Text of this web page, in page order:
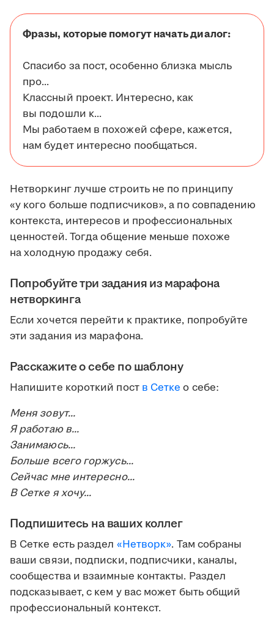
Фразы, которые помогут начать диалог:
Спасибо за пост, особенно близка мысль
про...
Классный проект. Интересно, как
вы подошли к...
Мы работаем в похожей сфере, кажется,
нам будет интересно пообщаться.
Нетворкинг лучше строить не по принципу
«у кого больше подписчиков», а по совпадению
контекста, интересов и профессиональных
ценностей. Тогда общение меньше похоже
на холодную продажу себя.
Попробуйте три задания из марафона
нетворкинга
Если хочется перейти к практике, попробуйте
эти задания из марафона.
Расскажите о себе по шаблону
Напишите короткий пост в Сетке о себе:
Меня зовут...
Я работаю в...
Занимаюсь...
Больше всего горжусь...
Сейчас мне интересно...
В Сетке я хочу...
Подпишитесь на ваших коллег
В Сетке есть раздел «Нетворк». Там собраны
ваши связи, подписки, подписчики, каналы,
сообщества и взаимные контакты. Раздел
подсказывает, с кем у вас может быть общий
профессиональный контекст.